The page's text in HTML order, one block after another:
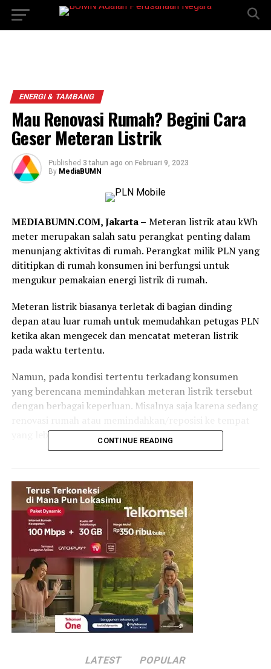
ENERGI & TAMBANG
Mau Renovasi Rumah? Begini Cara
Geser Meteran Listrik
Published 3 tahun ago on Februari 9, 2023
By MediaBUMN
MEDIABUMN.COM, Jakarta – Meteran listrik atau kWh
meter merupakan salah satu perangkat penting dalam
menunjang aktivitas di rumah. Perangkat milik PLN yang
dititipkan di rumah konsumen ini berfungsi untuk
mengukur pemakaian energi listrik di rumah.
Meteran listrik biasanya terletak di bagian dinding
depan atau luar rumah untuk memudahkan petugas PLN
ketika akan mengecek dan mencatat meteran listrik
pada waktu tertentu.
Namun, pada kondisi tertentu terkadang konsumen
yang berencana memindahkan meteran listrik tersebut
dengan berbagai keperluan. Misalnya saja karena sedang
yang lebih terjangkau.
listrik. Berikut, PLN memaparkan beberapa langkah dan
prosedur bagi pemilik rumah yang ingin memindahkan
kWh Meter PLN.
Executive Vice President Komunikasi Korporat & TJSL
PLN Gregorius Adi Trianto mengatakan, langkah
pertama yang harus dilakukan adalah melaporkan
melalui aplikasi PLN Mobile atau ke kantor pelayanan
PLN terdekat. Konsumen dilarang untuk memindahkan
meteran listrik sendiri secara langsung tanpa pelaporan
resmi, tentunya hal ini terkait keamanan instalasi
CONTINUE READING
LATEST POPULAR